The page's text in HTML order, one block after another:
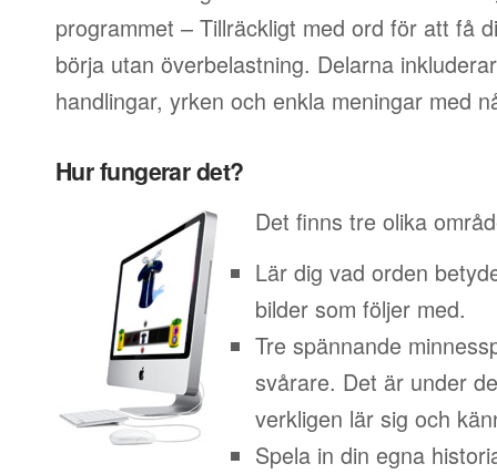
programmet – Tillräckligt med ord för att få
börja utan överbelastning. Delarna
handlingar, yrken och enkla meningar med
Hur fungerar det?
Det finns tre olika
Lär dig vad orden
bilder som följer med.
Tre spännande
svårare. Det är under
verkligen lär sig och
Spela in din egna